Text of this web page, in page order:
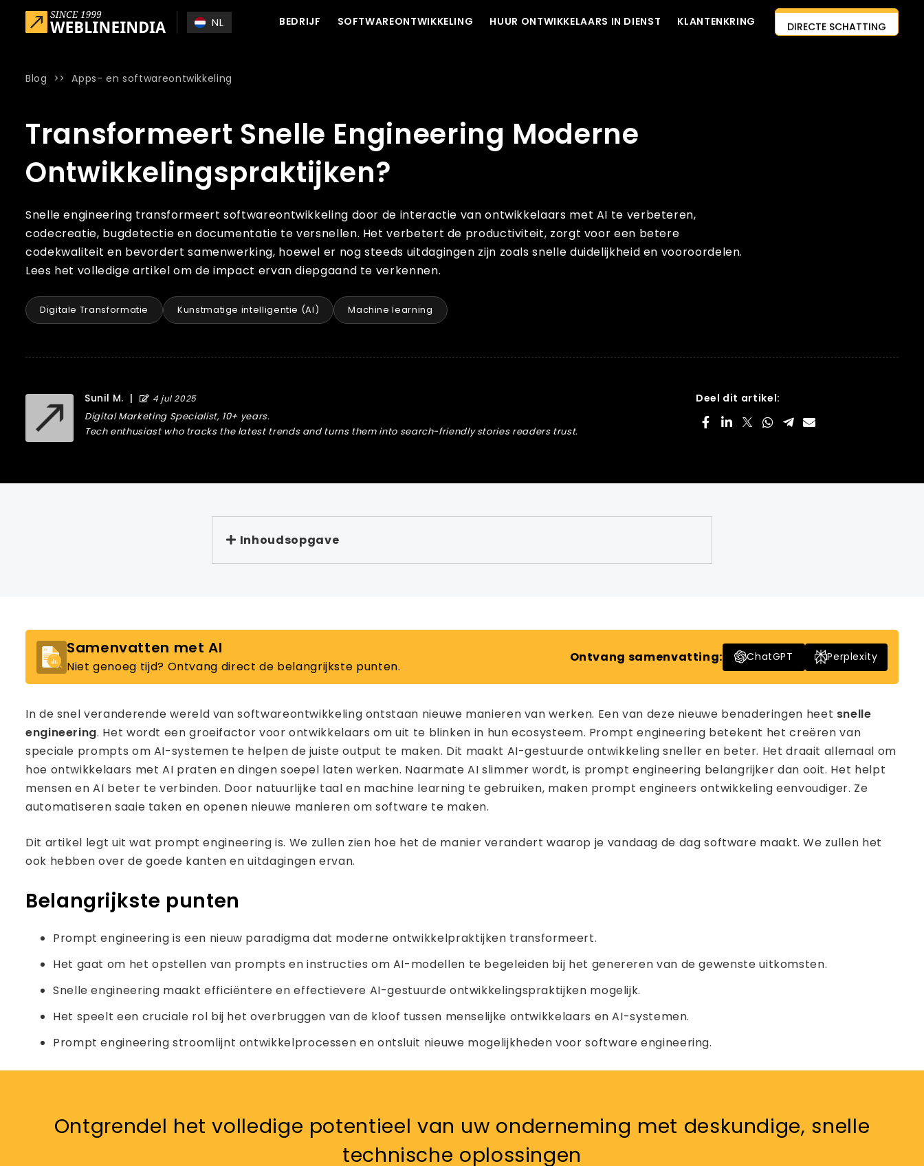
Skip to main content
NL BEDRIJF SOFTWAREONTWIKKELING HUUR ONTWIKKELAARS IN DIENST KLANTENKRING
DIRECTE SCHATTING
Blog >>Apps- en softwareontwikkeling
Transformeert Snelle Engineering Moderne
Ontwikkelingspraktijken?
Snelle engineering transformeert softwareontwikkeling door de interactie van ontwikkelaars met AI te verbeteren,
codecreatie, bugdetectie en documentatie te versnellen. Het verbetert de productiviteit, zorgt voor een betere
codekwaliteit en bevordert samenwerking, hoewel er nog steeds uitdagingen zijn zoals snelle duidelijkheid en vooroordelen.
Lees het volledige artikel om de impact ervan diepgaand te verkennen.
Digitale Transformatie Kunstmatige intelligentie (AI) Machine learning
Sunil M. | 4 jul 2025
Digital Marketing Specialist, 10+ years.
Tech enthusiast who tracks the latest trends and turns them into search-friendly stories readers trust.
Deel dit artikel:
Inhoudsopgave
Samenvatten met AI
Niet genoeg tijd? Ontvang direct de belangrijkste punten.
Ontvang samenvatting: ChatGPT Perplexity
In de snel veranderende wereld van softwareontwikkeling ontstaan ​​nieuwe manieren van werken. Een van deze nieuwe benaderingen heet snelle
engineering. Het wordt een groeifactor voor ontwikkelaars om uit te blinken in hun ecosysteem. Prompt engineering betekent het creëren van
speciale prompts om AI-systemen te helpen de juiste output te maken. Dit maakt AI-gestuurde ontwikkeling sneller en beter. Het draait allemaal om
hoe ontwikkelaars met AI praten en dingen soepel laten werken. Naarmate AI slimmer wordt, is prompt engineering belangrijker dan ooit. Het helpt
mensen en AI beter te verbinden. Door natuurlijke taal en machine learning te gebruiken, maken prompt engineers ontwikkeling eenvoudiger. Ze
automatiseren saaie taken en openen nieuwe manieren om software te maken.
Dit artikel legt uit wat prompt engineering is. We zullen zien hoe het de manier verandert waarop je vandaag de dag software maakt. We zullen het
ook hebben over de goede kanten en uitdagingen ervan.
Belangrijkste punten
Prompt engineering is een nieuw paradigma dat moderne ontwikkelpraktijken transformeert.
Het gaat om het opstellen van prompts en instructies om AI-modellen te begeleiden bij het genereren van de gewenste uitkomsten.
Snelle engineering maakt efficiëntere en effectievere AI-gestuurde ontwikkelingspraktijken mogelijk.
Het speelt een cruciale rol bij het overbruggen van de kloof tussen menselijke ontwikkelaars en AI-systemen.
Prompt engineering stroomlijnt ontwikkelprocessen en ontsluit nieuwe mogelijkheden voor software engineering.
Ontgrendel het volledige potentieel van uw onderneming met deskundige, snelle
technische oplossingen